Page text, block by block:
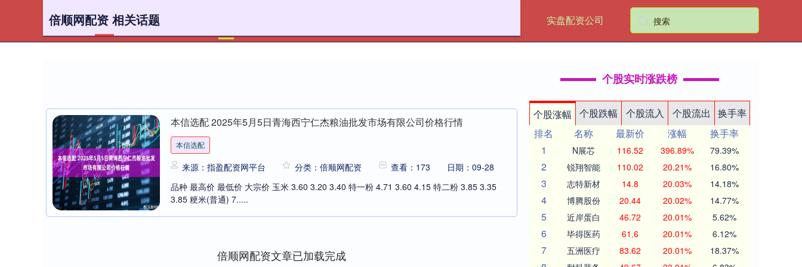
实盘配资公司
倍顺网配资 相关话题
本信选配 2025年5月5日青海西宁仁杰粮油批发市场有限公司价格行情
本信选配
来源：指盈配资网平台 分类：倍顺网配资 查看：173
日期：09-28
品种 最高价 最低价 大宗价 玉米 3.60 3.20 3.40 特一粉 4.71 3.60 4.15 特二粉 3.85 3.35
3.85 粳米(普通) 7.....
倍顺网配资文章已加载完成
个股实时涨跌榜
个股涨幅 个股跌幅 个股流入 个股流出
换手率
排名
名称 最新价 涨幅
换手率
1
N展芯 116.52 396.89% 79.39%
2 锐翔智能 110.02 20.21% 16.80%
3 志特新材 14.8 20.03% 14.18%
4 博腾股份 20.44 20.02% 14.77%
5 近岸蛋白 46.72 20.01% 5.62%
6 毕得医药 61.6 20.01% 6.12%
7 五洲医疗 83.62 20.01% 18.37%